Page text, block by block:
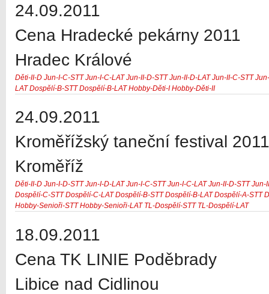
24.09.2011
Cena Hradecké pekárny 2011
Hradec Králové
Děti-II-D Jun-I-C-STT Jun-I-C-LAT Jun-II-D-STT Jun-II-D-LAT Jun-II-C-STT
LAT Dospělí-B-STT Dospělí-B-LAT Hobby-Děti-I Hobby-Děti-II
24.09.2011
Kroměřížský taneční festival 2011
Kroměříž
Děti-II-D Jun-I-D-STT Jun-I-D-LAT Jun-I-C-STT Jun-I-C-LAT Jun-II-D-STT Jun-
Dospělí-C-STT Dospělí-C-LAT Dospělí-B-STT Dospělí-B-LAT Dospělí-A-STT
Hobby-Senioři-STT Hobby-Senioři-LAT TL-Dospělí-STT TL-Dospělí-LAT
18.09.2011
Cena TK LINIE Poděbrady
Libice nad Cidlinou